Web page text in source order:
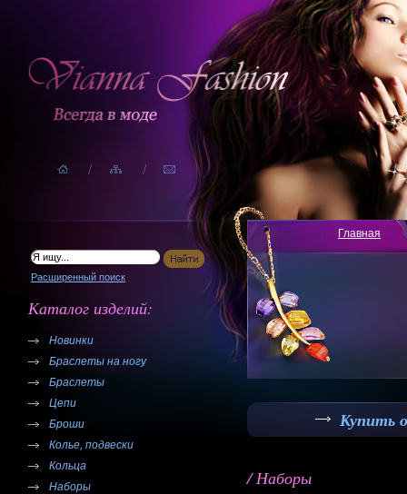
Расширенный поиск
Каталог изделий:
Новинки
Браслеты на ногу
Браслеты
Цепи
Броши
Колье, подвески
Кольца
Наборы
Главная
Купить
/ Наборы